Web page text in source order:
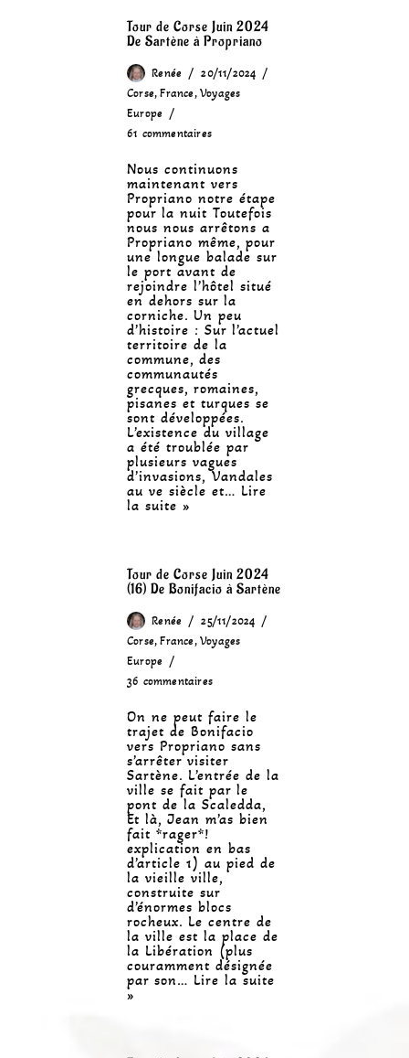
Tour de Corse Juin 2024
De Sartène à Propriano
Renée
20/11/2024
Corse,France,Voyages
Europe
61 commentaires
Nous continuons
maintenant vers
Propriano notre étape
pour la nuit Toutefois
nous nous arrêtons a
Propriano même, pour
une longue balade sur
le port avant de
rejoindre l’hôtel situé
en dehors sur la
corniche. Un peu
d’histoire : Sur l’actuel
territoire de la
commune, des
communautés
grecques, romaines,
pisanes et turques se
sont développées.
L’existence du village
a été troublée par
plusieurs vagues
d’invasions, Vandales
au ve siècle et… Lire
la suite »
Tour de Corse Juin 2024
(16) De Bonifacio à Sartène
Renée
25/11/2024
Corse,France,Voyages
Europe
36 commentaires
On ne peut faire le
trajet de Bonifacio
vers Propriano sans
s’arrêter visiter
Sartène. L’entrée de la
ville se fait par le
pont de la Scaledda,
Et là, Jean m’as bien
fait *rager*!
explication en bas
d’article 1) au pied de
la vieille ville,
construite sur
d’énormes blocs
rocheux. Le centre de
la ville est la place de
la Libération (plus
couramment désignée
par son… Lire la suite
»